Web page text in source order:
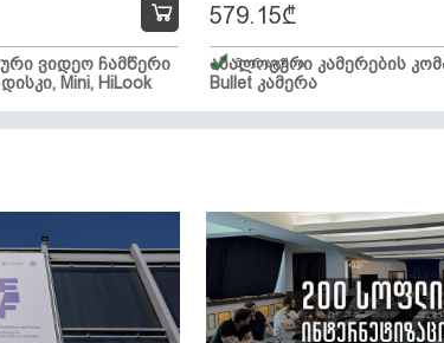
ვიდეო ჩამწერი
Mini, HiLook
ანალოგური კამერების
Bullet კამერა
579.15₾
მარაგშია